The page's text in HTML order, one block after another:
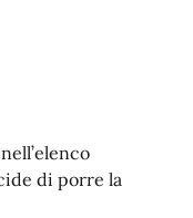
di porre la